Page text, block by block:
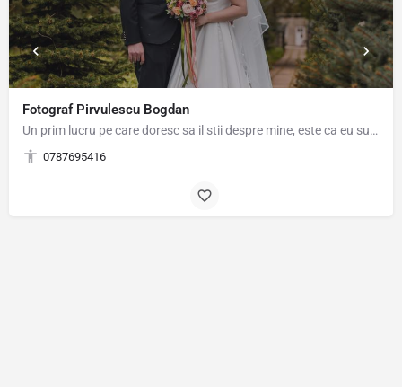
Fotograf Pirvulescu Bogdan
Un prim lucru pe care doresc sa il stii despre mine, este ca eu sunt un fotograf care face parte din acest…
0787695416